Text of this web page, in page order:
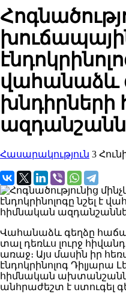
վահանաձև
խնդիրների
Հասարակություն 3
Վահանաձև գեղձը
տալ դեռևս լուրջ
առաջ։ Այս մասին իր
էնդոկրինոլոգ Դիլյարա
հիմնական
անհրաժեշտ է ստուգել